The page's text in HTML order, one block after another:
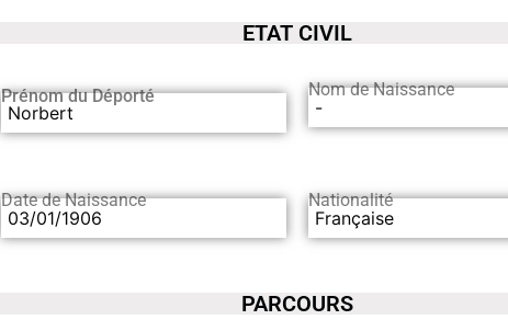
ETAT CIVIL
Prénom du Déporté
Norbert
Nom de Naissance
-
Date de Naissance
03/01/1906
Nationalité
Française
PARCOURS